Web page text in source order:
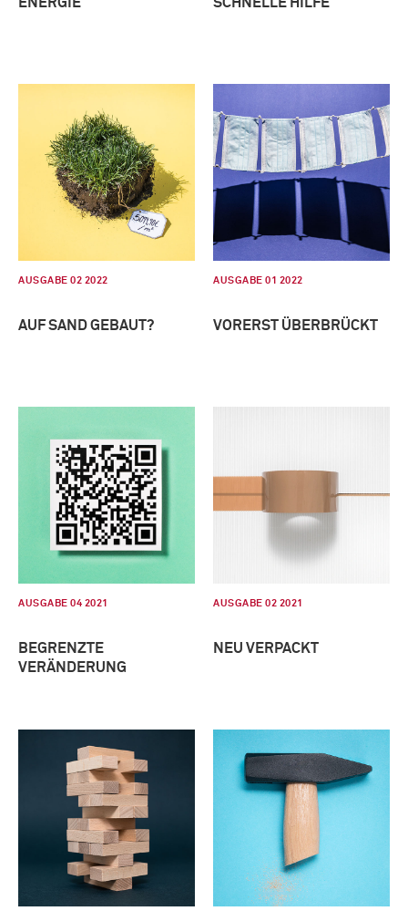
AUSGABE 02 2022
AUF SAND GEBAUT?
AUSGABE 01 2022
VORERST ÜBERBRÜCKT
AUSGABE 04 2021
BEGRENZTE
VERÄNDERUNG
AUSGABE 02 2021
NEU VERPACKT